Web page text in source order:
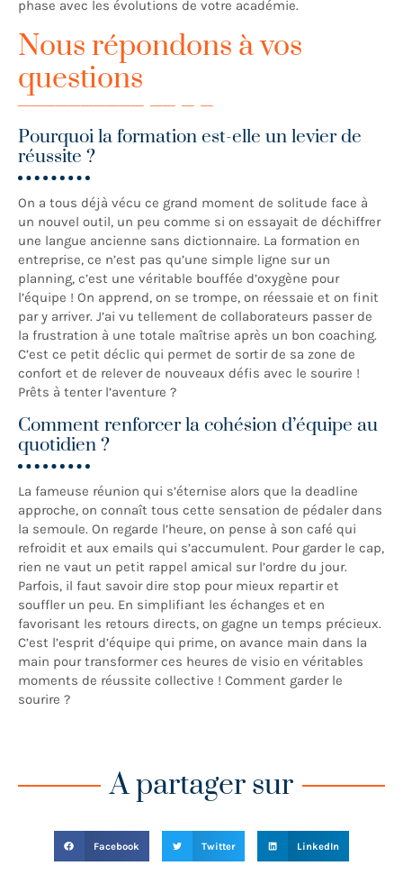
phase avec les évolutions de votre académie.
Nous répondons à vos
questions
Pourquoi la formation est-elle un levier de
réussite ?
On a tous déjà vécu ce grand moment de solitude face à
un nouvel outil, un peu comme si on essayait de déchiffrer
une langue ancienne sans dictionnaire. La formation en
entreprise, ce n’est pas qu’une simple ligne sur un
planning, c’est une véritable bouffée d’oxygène pour
l’équipe ! On apprend, on se trompe, on réessaie et on finit
par y arriver. J’ai vu tellement de collaborateurs passer de
la frustration à une totale maîtrise après un bon coaching.
C’est ce petit déclic qui permet de sortir de sa zone de
confort et de relever de nouveaux défis avec le sourire !
Prêts à tenter l’aventure ?
Comment renforcer la cohésion d’équipe au
quotidien ?
La fameuse réunion qui s’éternise alors que la deadline
approche, on connaît tous cette sensation de pédaler dans
la semoule. On regarde l’heure, on pense à son café qui
refroidit et aux emails qui s’accumulent. Pour garder le cap,
rien ne vaut un petit rappel amical sur l’ordre du jour.
Parfois, il faut savoir dire stop pour mieux repartir et
souffler un peu. En simplifiant les échanges et en
favorisant les retours directs, on gagne un temps précieux.
C’est l’esprit d’équipe qui prime, on avance main dans la
main pour transformer ces heures de visio en véritables
moments de réussite collective ! Comment garder le
sourire ?
A partager sur
Facebook Twitter LinkedIn